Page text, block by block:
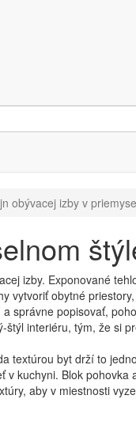
obývacej izby v
izby. Exponované
obytné
správne popisovať,
interiéru, tým, že si
textúrou byt drží to
kuchyni. Blok
aby v miestnosti